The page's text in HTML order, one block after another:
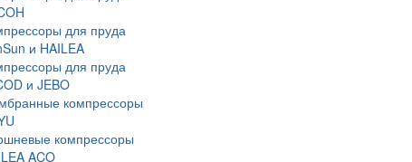
для пруда
и HAILEA
для пруда
и JEBO
компрессоры
компрессоры
ACO